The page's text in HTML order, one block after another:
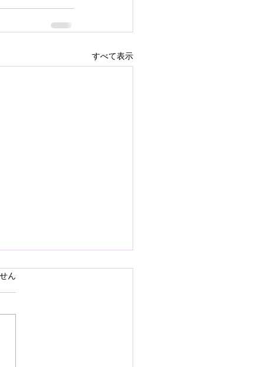
すべて表示
熊本県の地震災害のお
ます。
ん